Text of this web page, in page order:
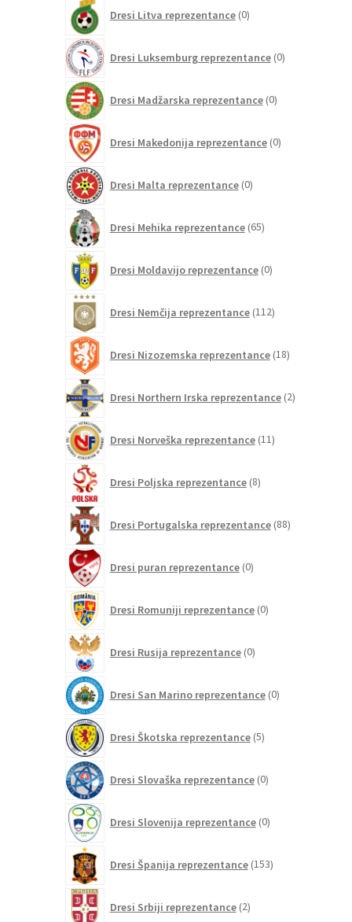
Dresi Litva reprezentance 0izdelkov
Dresi Luksemburg reprezentance 0izdelkov
Dresi Madžarska reprezentance 0izdelkov
Dresi Makedonija reprezentance 0izdelkov
Dresi Malta reprezentance 0izdelkov
Dresi Mehika reprezentance 65izdelkov
Dresi Moldavijo reprezentance 0izdelkov
Dresi Nemčija reprezentance 112izdelkov
Dresi Nizozemska reprezentance 18izdelkov
Dresi Northern Irska reprezentance 2izdelka
Dresi Norveška reprezentance 11izdelkov
Dresi Poljska reprezentance 8izdelkov
Dresi Portugalska reprezentance 88izdelkov
Dresi puran reprezentance 0izdelkov
Dresi Romuniji reprezentance 0izdelkov
Dresi Rusija reprezentance 0izdelkov
Dresi San Marino reprezentance 0izdelkov
Dresi Škotska reprezentance 5izdelkov
Dresi Slovaška reprezentance 0izdelkov
Dresi Slovenija reprezentance 0izdelkov
Dresi Španija reprezentance 153izdelkov
Dresi Srbiji reprezentance 2izdelka